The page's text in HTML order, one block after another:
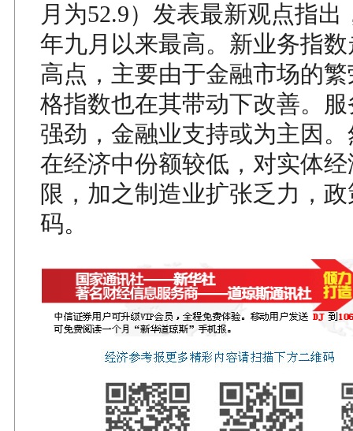
月为52.9）发表最新观点指出
年九月以来最高。新业务指
高点，主要由于金融市场的
格指数也在其带动下改善。
强劲，金融业支持或为主因
在经济中份额较低，对实体
限，加之制造业扩张乏力，
码。